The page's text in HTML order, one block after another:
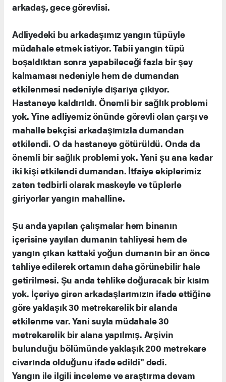
arkadaş, gece görevlisi.
Adliyedeki bu arkadaşımız yangın tüpüyle
müdahale etmek istiyor. Tabii yangın tüpü
boşaldıktan sonra yapabileceği fazla bir şey
kalmaması nedeniyle hem de dumandan
etkilenmesi nedeniyle dışarıya çıkıyor.
Hastaneye kaldırıldı. Önemli bir sağlık problemi
yok. Yine adliyemiz önünde görevli olan çarşı ve
mahalle bekçisi arkadaşımızla dumandan
etkilendi. O da hastaneye götürüldü. Onda da
önemli bir sağlık problemi yok. Yani şu ana kadar
iki kişi etkilendi dumandan. İtfaiye ekiplerimiz
zaten tedbirli olarak maskeyle ve tüplerle
giriyorlar yangın mahalline.
Şu anda yapılan çalışmalar hem binanın
içerisine yayılan dumanın tahliyesi hem de
yangın çıkan kattaki yoğun dumanın bir an önce
tahliye edilerek ortamın daha görünebilir hale
getirilmesi. Şu anda tehlike doğuracak bir kısım
yok. İçeriye giren arkadaşlarımızın ifade ettiğine
göre yaklaşık 30 metrekarelik bir alanda
etkilenme var. Yani suyla müdahale 30
metrekarelik bir alana yapılmış. Arşivin
bulunduğu bölümünde yaklaşık 200 metrekare
civarında olduğunu ifade edildi" dedi.
Yangın ile ilgili inceleme ve araştırma devam